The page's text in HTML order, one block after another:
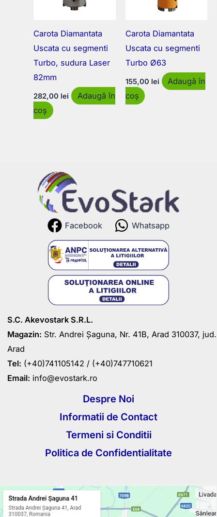
Carota Diamantata
Uscata cu segmenti
Turbo, sudura Laser
82mm
282,00 lei
Adaugă în
coș
Carota Diamantata
Uscata cu segmenti
Turbo Ø63
155,00 lei
Adaugă în
coș
Facebook Whatsapp
S.C. Akevostark S.R.L.
Magazin: Str. Andrei Șaguna, Nr. 41B, Arad 310037, jud.
Arad
Tel: (+40)741105142 / (+40)747710621
Email: info@evostark.ro
Despre Noi
Informatii de Contact
Termeni si Conditii
Politica de Confidentialitate